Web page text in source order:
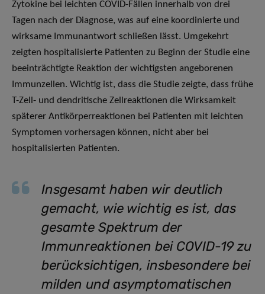
Zytokine bei leichten COVID-Fällen innerhalb von drei
Tagen nach der Diagnose, was auf eine koordinierte und
wirksame Immunantwort schließen lässt. Umgekehrt
zeigten hospitalisierte Patienten zu Beginn der Studie eine
beeinträchtigte Reaktion der wichtigsten angeborenen
Immunzellen. Wichtig ist, dass die Studie zeigte, dass frühe
T-Zell- und dendritische Zellreaktionen die Wirksamkeit
späterer Antikörperreaktionen bei Patienten mit leichten
Symptomen vorhersagen können, nicht aber bei
hospitalisierten Patienten.
Insgesamt haben wir deutlich
gemacht, wie wichtig es ist, das
gesamte Spektrum der
Immunreaktionen bei COVID-19 zu
berücksichtigen, insbesondere bei
milden und asymptomatischen